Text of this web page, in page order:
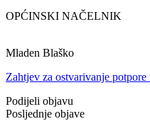
OPĆINSKI NAČELNIK
Mladen Blaško
Zahtjev za ostvarivanje
Podijeli objavu
Posljednje objave